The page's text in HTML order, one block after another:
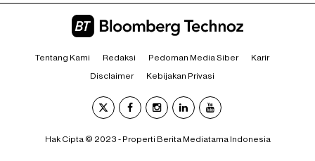
Tentang Kami Redaksi Pedoman Media Siber Karir
Disclaimer Kebijakan Privasi
Hak Cipta © 2023 - Properti Berita Mediatama Indonesia